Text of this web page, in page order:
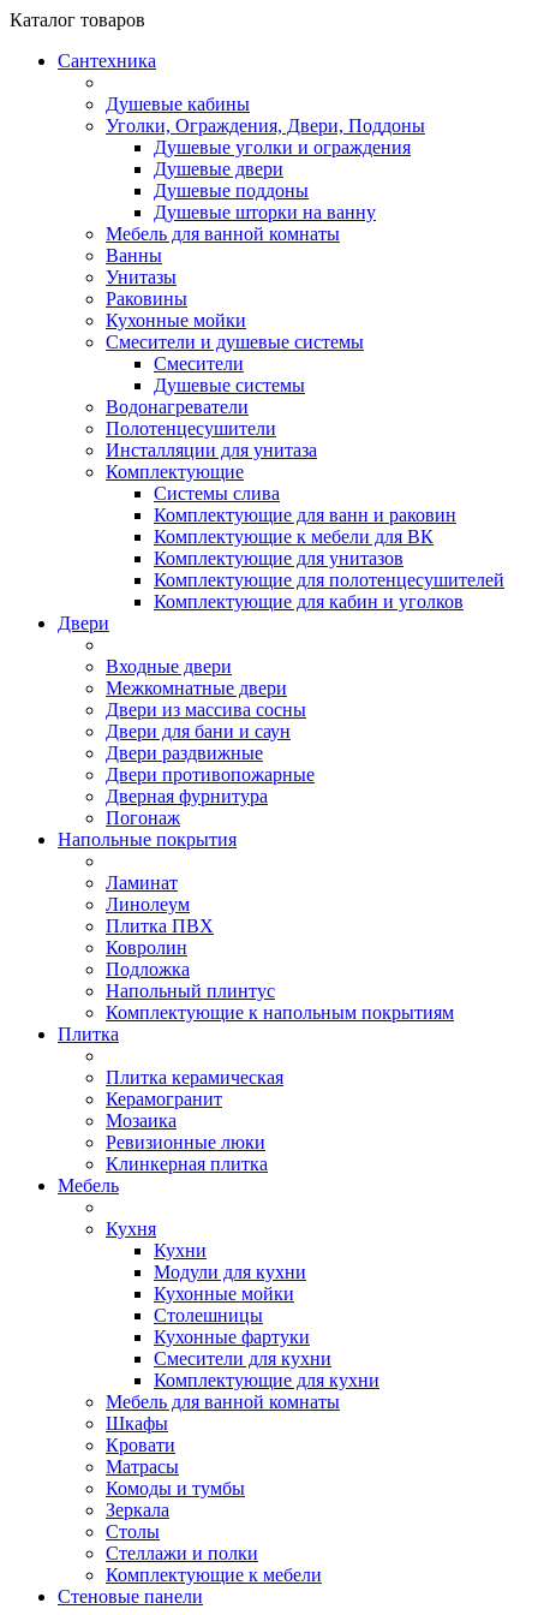
Каталог товаров
Сантехника
Душевые кабины
Уголки, Ограждения, Двери, Поддоны
Душевые уголки и ограждения
Душевые двери
Душевые поддоны
Душевые шторки на ванну
Мебель для ванной комнаты
Ванны
Унитазы
Раковины
Кухонные мойки
Смесители и душевые системы
Смесители
Душевые системы
Водонагреватели
Полотенцесушители
Инсталляции для унитаза
Комплектующие
Системы слива
Комплектующие для ванн и раковин
Комплектующие к мебели для ВК
Комплектующие для унитазов
Комплектующие для полотенцесушителей
Комплектующие для кабин и уголков
Двери
Входные двери
Межкомнатные двери
Двери из массива сосны
Двери для бани и саун
Двери раздвижные
Двери противопожарные
Дверная фурнитура
Погонаж
Напольные покрытия
Ламинат
Линолеум
Плитка ПВХ
Ковролин
Подложка
Напольный плинтус
Комплектующие к напольным покрытиям
Плитка
Плитка керамическая
Керамогранит
Мозаика
Ревизионные люки
Клинкерная плитка
Мебель
Кухня
Кухни
Модули для кухни
Кухонные мойки
Столешницы
Кухонные фартуки
Смесители для кухни
Комплектующие для кухни
Мебель для ванной комнаты
Шкафы
Кровати
Матрасы
Комоды и тумбы
Зеркала
Столы
Стеллажи и полки
Комплектующие к мебели
Стеновые панели